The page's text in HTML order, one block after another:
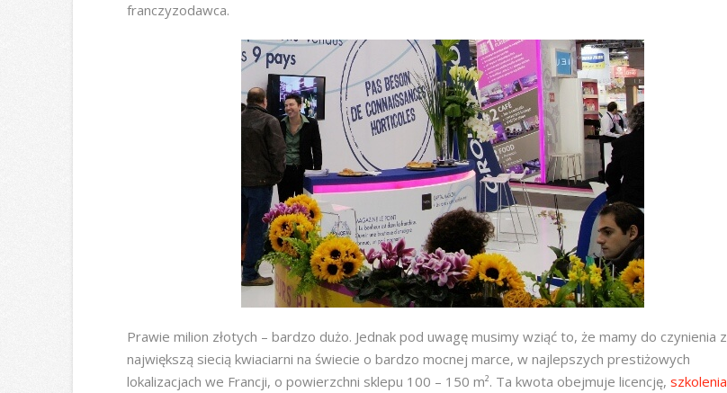
franczyzodawca.
Prawie milion złotych – bardzo dużo. Jednak pod uwagę musimy wziąć to, że mamy do czynienia z
największą siecią kwiaciarni na świecie o bardzo mocnej marce, w najlepszych prestiżowych
lokalizacjach we Francji, o powierzchni sklepu 100 – 150 m². Ta kwota obejmuje licencję, szkolenia